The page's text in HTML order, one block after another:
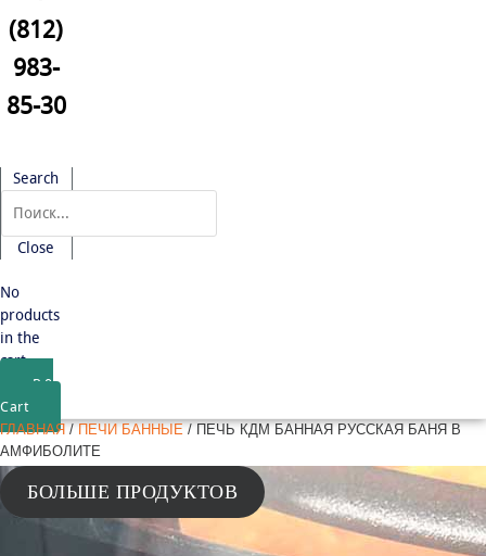
(812)
983-
85-30
Search
Close
No
products
in the
cart.
₽ 0
Cart
ГЛАВНАЯ / ПЕЧИ БАННЫЕ / ПЕЧЬ КДМ БАННАЯ РУССКАЯ БАНЯ В
АМФИБОЛИТЕ